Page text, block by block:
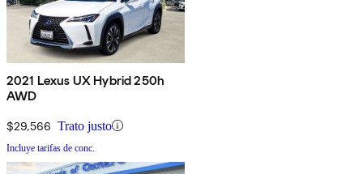
2021 Lexus UX Hybrid 250h
AWD
$29,566 Trato justo
Incluye tarifas de conc.